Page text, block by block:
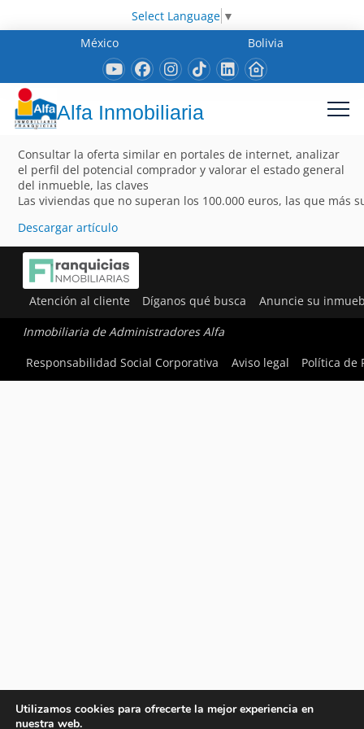
Select Language ▼
México
Bolivia
Alfa Inmobiliaria
Consultar la oferta similar en portales de internet, analizar
el perfil del potencial comprador y valorar el estado general
del inmueble, las claves
Las viviendas que no superan los 100.000 euros, las que más
Descargar artículo
Atención al cliente Díganos qué busca Anuncie su
Inmobiliaria de Administradores Alfa
Responsabilidad Social Corporativa
Aviso legal Política de
Utilizamos cookies para ofrecerte la mejor experiencia en
nuestra web.